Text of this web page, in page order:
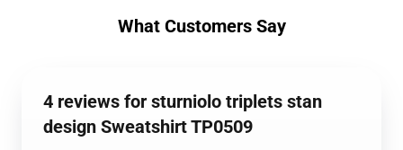
What Customers Say
4 reviews for sturniolo triplets stan
design Sweatshirt TP0509